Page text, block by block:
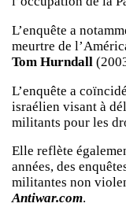
L’enquête a
meurtre de
Tom Hurndall
L’enquête a
israélien visant à
militants pour les
Elle reflète
années, des
militantes non
Antiwar.com.